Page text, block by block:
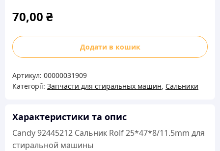
70,00 ₴
Candy
92445212
Rolf
25*47*8/11.5mm
стиральной
кількість
Додати в кошик
Артикул: 00000031909
Категорії: Запчасти для стиральных машин, Сальники
Характеристики та опис
Candy 92445212 Сальник Rolf 25*47*8/11.5mm для
стиральной машины